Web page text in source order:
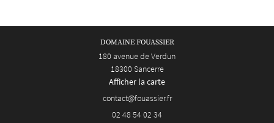
DOMAINE FOUASSIER
180 avenue de Verdun
18300 Sancerre
Afficher la carte
02 48 54 02 34